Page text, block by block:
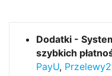
Dodatki -
szybkich
PayU,